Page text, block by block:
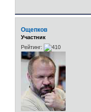
Ощепков
Участник
Рейтинг: